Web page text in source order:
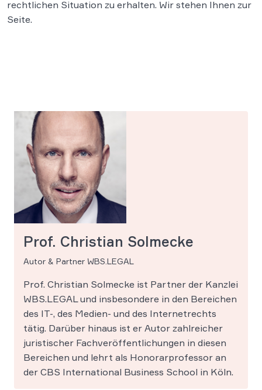
rechtlichen Situation zu erhalten. Wir stehen Ihnen zur
Seite.
Prof. Christian Solmecke
Autor & Partner WBS.LEGAL
Prof. Christian Solmecke ist Partner der Kanzlei
WBS.LEGAL und insbesondere in den Bereichen
des IT-, des Medien- und des Internetrechts
tätig. Darüber hinaus ist er Autor zahlreicher
juristischer Fachveröffentlichungen in diesen
Bereichen und lehrt als Honorarprofessor an
der CBS International Business School in Köln.